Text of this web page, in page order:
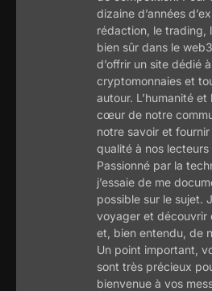
dizaine d’années
rédaction, le trading,
bien sûr dans le
d’offrir un site dédié
cryptomonnaies et
autour. L’humanité
cœur de notre
notre savoir et
qualité à nos
Passionné par la
j’essaie de me
possible sur le sujet.
voyager et découvrir
et, bien entendu, de
Un point important,
sont très précieux
bienvenue à vos